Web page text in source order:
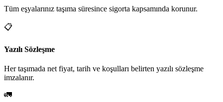
Tüm eşyalarınız taşıma süresince sigorta kapsamında korunur.
📋
Yazılı Sözleşme
Her taşımada net fiyat, tarih ve koşulları belirten yazılı sözleşme
imzalanır.
🚛